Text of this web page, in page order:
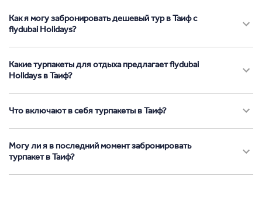
Как я могу забронировать дешевый тур в Таиф с
flydubai Holidays?
Какие турпакеты для отдыха предлагает flydubai
Holidays в Таиф?
Что включают в себя турпакеты в Таиф?
Могу ли я в последний момент забронировать
турпакет в Таиф?